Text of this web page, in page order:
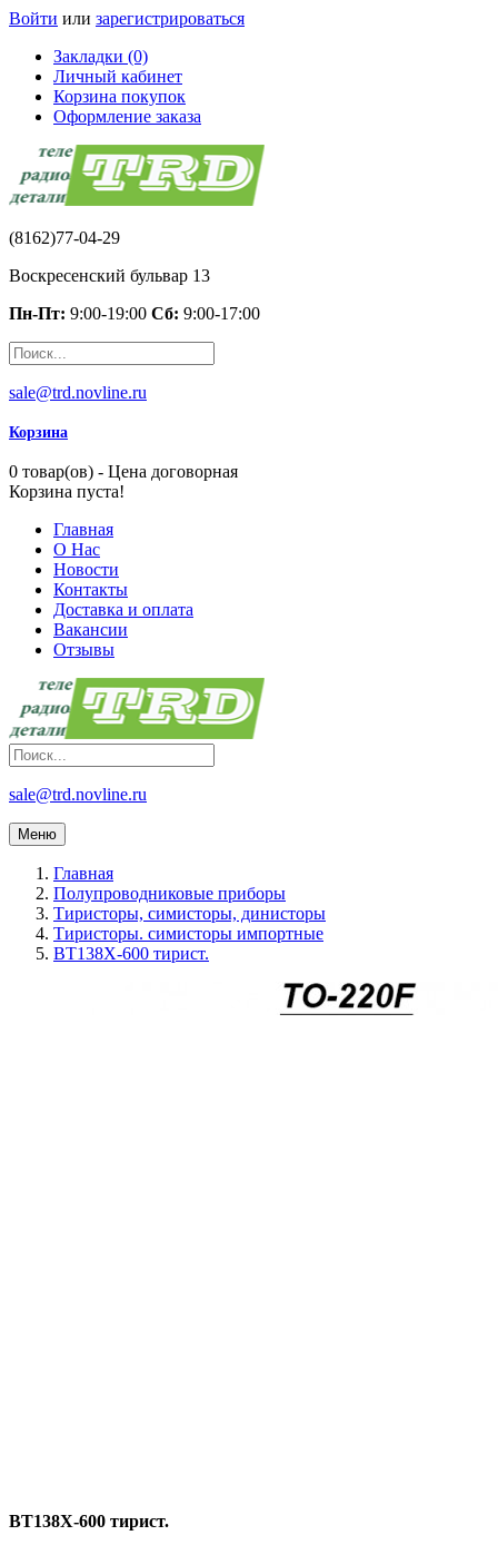
Войти или зарегистрироваться
Закладки (0)
Личный кабинет
Корзина покупок
Оформление заказа
(8162)77-04-29
Воскресенский бульвар 13
Пн-Пт: 9:00-19:00 Сб: 9:00-17:00
sale@trd.novline.ru
Корзина
0 товар(ов) - Цена договорная
Корзина пуста!
Главная
О Нас
Новости
Контакты
Доставка и оплата
Вакансии
Отзывы
sale@trd.novline.ru
Меню
Главная
Полупроводниковые приборы
Тиристоры, симисторы, динисторы
Тиристоры. симисторы импортные
BT138X-600 тирист.
BT138X-600 тирист.